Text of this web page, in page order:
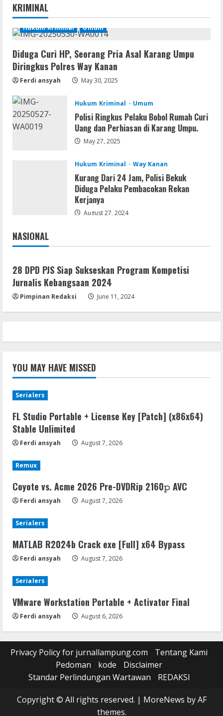
August 7, 2026
Remux
Coyote vs. Acme 2026 Pre-DVDRip
2160𝚙 AVC
August 7, 2026
Serialers
MATLAB R2024b Crack exe [Full] x64
Bypass
Serialers
VMware Workstation Portable +
Activator Final
August 6, 2026
5
Premium
August 6, 2026
KRIMINAL
Hukum Kriminal Umum
Diduga Curi HP, Seorang Pria Asal Karang Umpu
Diringkus Polres Way Kanan
Ferdi ansyah May 30, 2025
Hukum Kriminal Umum
Polisi Ringkus Pelaku Bobol Rumah Curi
Uang dan Perhiasan di Karang Umpu.
May 27, 2025
Hukum Kriminal Way Kanan
Kurang Dari 24 Jam, Polisi Bekuk
Diduga Pelaku Pembacokan Rekan
Kerjanya
August 27, 2024
NASIONAL
Jakarta
28 DPD PJS Siap Sukseskan Program Kompetisi
Jurnalis Kebangsaan 2024
Pimpinan Redaksi June 11, 2024
YOU MAY HAVE MISSED
Serialers
FL Studio Portable + License Key [Patch] (x86x64)
Stable Unlimited
Ferdi ansyah August 7, 2026
Remux
Coyote vs. Acme 2026 Pre-DVDRip 2160𝚙 AVC
Ferdi ansyah August 7, 2026
Serialers
MATLAB R2024b Crack exe [Full] x64 Bypass
Ferdi ansyah August 7, 2026
Serialers
VMware Workstation Portable + Activator Final
Ferdi ansyah August 6, 2026
Privacy Policy for jurnallampung.com
Tentang Kami
Pedoman
kode
Disclaimer
Standar Perlindungan Wartawan
REDAKSI
Copyright © All rights reserved. | MoreNews by AF
themes.